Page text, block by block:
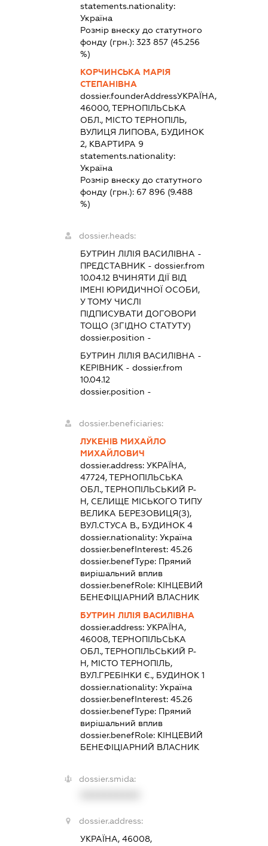
statements.nationality:
Україна
Розмір внеску до статутного
фонду (грн.): 323 857(45.256
%)
КОРЧИНСЬКА МАРІЯ
СТЕПАНІВНА
dossier.founderAddressУКРАЇНА,
46000, ТЕРНОПІЛЬСЬКА
ОБЛ., МІСТО ТЕРНОПІЛЬ,
ВУЛИЦЯ ЛИПОВА, БУДИНОК
2, КВАРТИРА 9
statements.nationality:
Україна
Розмір внеску до статутного
фонду (грн.): 67 896 (9.488
%)
dossier.heads:
БУТРИН ЛІЛІЯ ВАСИЛІВНА -
ПРЕДСТАВНИК- dossier.from
10.04.12ВЧИНЯТИ ДІЇ ВІД
ІМЕНІ ЮРИДИЧНОЇ ОСОБИ,
У ТОМУ ЧИСЛІ
ПІДПИСУВАТИ ДОГОВОРИ
ТОЩО (ЗГІДНО СТАТУТУ)
dossier.position -
БУТРИН ЛІЛІЯ ВАСИЛІВНА -
КЕРІВНИК- dossier.from
10.04.12
dossier.position -
dossier.beneficiaries:
ЛУКЕНІВ МИХАЙЛО
МИХАЙЛОВИЧ
dossier.address: УКРАЇНА,
47724, ТЕРНОПІЛЬСЬКА
ОБЛ., ТЕРНОПІЛЬСЬКИЙ Р-
Н, СЕЛИЩЕ МІСЬКОГО ТИПУ
ВЕЛИКА БЕРЕЗОВИЦЯ(З),
ВУЛ.СТУСА В., БУДИНОК 4
dossier.nationality: Україна
dossier.benefInterest: 45.26
dossier.benefType: Прямий
вирішальний вплив
dossier.benefRole: КІНЦЕВИЙ
БЕНЕФІЦІАРНИЙ ВЛАСНИК
БУТРИН ЛІЛІЯ ВАСИЛІВНА
dossier.address: УКРАЇНА,
46008, ТЕРНОПІЛЬСЬКА
ОБЛ., ТЕРНОПІЛЬСЬКИЙ Р-
Н, МІСТО ТЕРНОПІЛЬ,
ВУЛ.ГРЕБІНКИ Є., БУДИНОК 1
dossier.nationality: Україна
dossier.benefInterest: 45.26
dossier.benefType: Прямий
вирішальний вплив
dossier.benefRole: КІНЦЕВИЙ
БЕНЕФІЦІАРНИЙ ВЛАСНИК
dossier.smida:
dossier.address:
УКРАЇНА, 46008,